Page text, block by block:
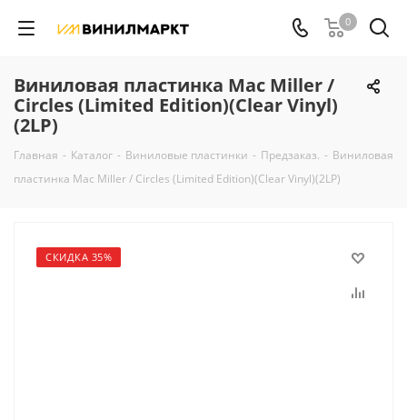
0
Виниловая пластинка Mac Miller /
Circles (Limited Edition)(Clear Vinyl)
(2LP)
Главная - Каталог - Виниловые пластинки - Предзаказ. - Виниловая
пластинка Mac Miller / Circles (Limited Edition)(Clear Vinyl)(2LP)
СКИДКА 35%